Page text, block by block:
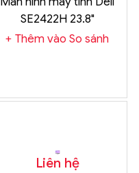
SE2422H 23.8"
Thêm vào So sánh
Liên hệ